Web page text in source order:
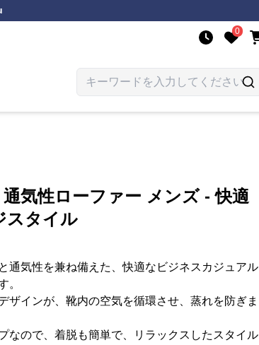
0
通気性ローファー メンズ - 快適
スタイル
通気性を兼ね備えた、快適なビジネスカジュアル
。
ザインが、靴内の空気を循環させ、蒸れを防ぎま
なので、着脱も簡単で、リラックスしたスタイル